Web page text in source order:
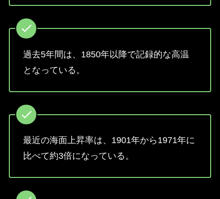
過去5年間は、1850年以降で記録的な高温
となっている。
最近の海面上昇率は、1901年から1971年に
比べて約3倍になっている。